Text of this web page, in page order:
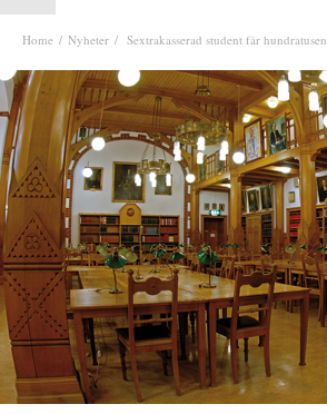
Home Nyheter Sextrakasserad student får hundratusen